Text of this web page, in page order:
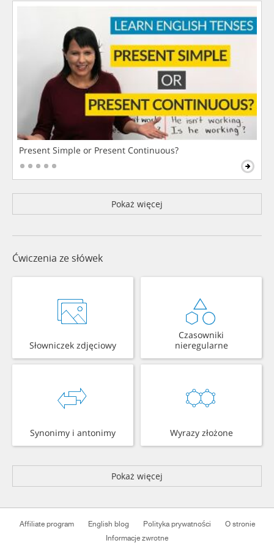
Present Simple or Present Continuous?
Pokaż więcej
Ćwiczenia ze słówek
Słowniczek zdjęciowy
Czasowniki
nieregularne
Synonimy i antonimy Wyrazy złożone
Pokaż więcej
Affiliate program English blog Polityka prywatności
O stronie
Informacje zwrotne